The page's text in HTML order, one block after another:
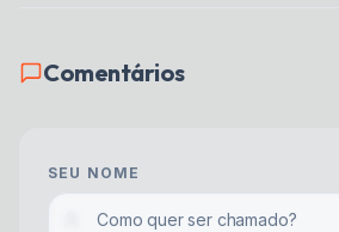
Comentários
SEU NOME